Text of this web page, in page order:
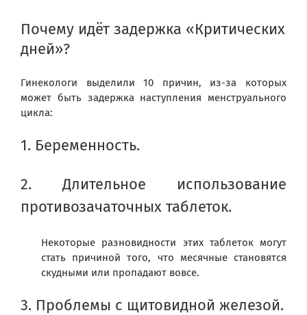
Image
Почему идёт задержка «Критических
дней»?
Гинекологи выделили 10 причин, из-за которых
может быть задержка наступления менструального
цикла:
1. Беременность.
2. Длительное использование
противозачаточных таблеток.
Некоторые разновидности этих таблеток могут
стать причиной того, что месячные становятся
скудными или пропадают вовсе.
3. Проблемы с щитовидной железой.